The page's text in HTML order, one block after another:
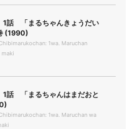
話 「まるちゃんきょうだい
(1990)
1wa. Maruchan
maki
話 「まるちゃんはまだおと
1wa. Maruchan wa